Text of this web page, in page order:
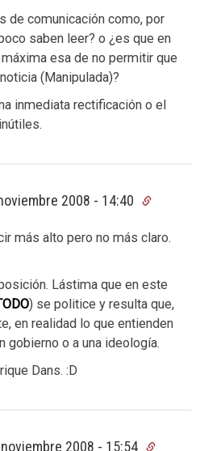
de comunicación como, por
saben leer? o ¿es que en
esa de no permitir que
(Manipulada)?
inmediata rectificación o el
2008 - 14:40
más alto pero no más claro.
Lástima que en este
) se politice y resulta que,
en realidad lo que entienden
gobierno o a una ideología.
Dans. :D
2008 - 15:54